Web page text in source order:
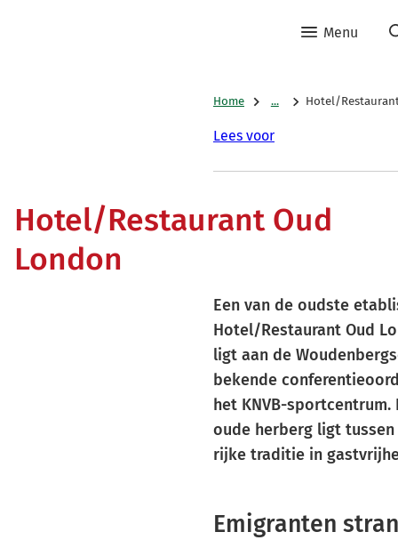
Menu
Home ... Hotel/
Lees voor
Hotel/Restaurant Oud
London
Een van de oudste
Hotel/Restaurant Oud
ligt aan de
bekende
het KNVB-sportcentrum.
oude herberg ligt tussen
rijke traditie in
Emigranten